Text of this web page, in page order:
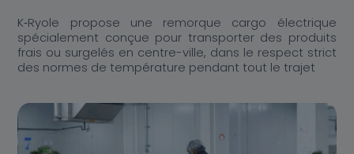
K‑Ryole propose une remorque cargo électrique
spécialement conçue pour transporter des produits
frais ou surgelés en centre-ville, dans le respect strict
des normes de température pendant tout le trajet